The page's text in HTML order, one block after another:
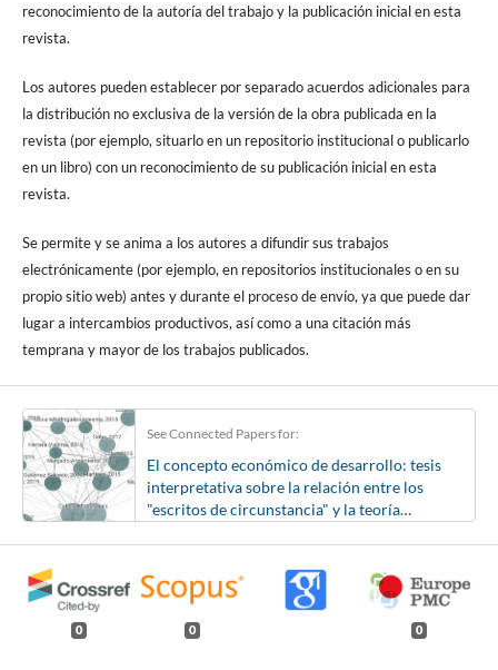
reconocimiento de la autoría del trabajo y la publicación inicial en esta
revista.
Los autores pueden establecer por separado acuerdos adicionales para
la distribución no exclusiva de la versión de la obra publicada en la
revista (por ejemplo, situarlo en un repositorio institucional o publicarlo
en un libro) con un reconocimiento de su publicación inicial en esta
revista.
Se permite y se anima a los autores a difundir sus trabajos
electrónicamente (por ejemplo, en repositorios institucionales o en su
propio sitio web) antes y durante el proceso de envío, ya que puede dar
lugar a intercambios productivos, así como a una citación más
temprana y mayor de los trabajos publicados.
See Connected Papers for:
El concepto económico de desarrollo: tesis
interpretativa sobre la relación entre los
"escritos de circunstancia" y la teoría
0 0 0